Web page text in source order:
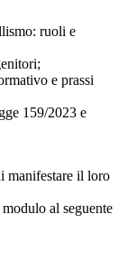
ruoli e
e prassi
159/2023 e
manifestare il loro
al seguente